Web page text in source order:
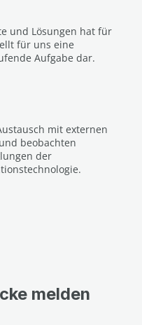
und Lösungen hat für
für uns eine
Aufgabe dar.
mit externen
beobachten
der
melden